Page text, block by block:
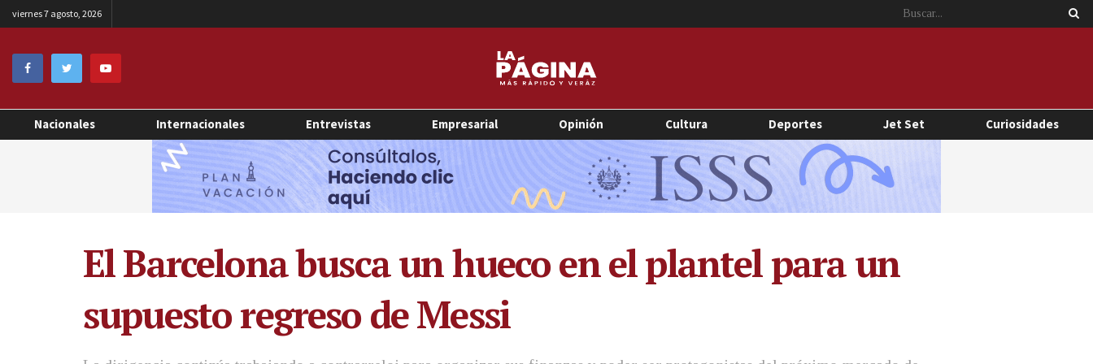
viernes 7 agosto, 2026
Nacionales Internacionales Entrevistas Empresarial Opinión Cultura Deportes Jet Set Curiosidades
El Barcelona busca un hueco en el plantel para un
supuesto regreso de Messi